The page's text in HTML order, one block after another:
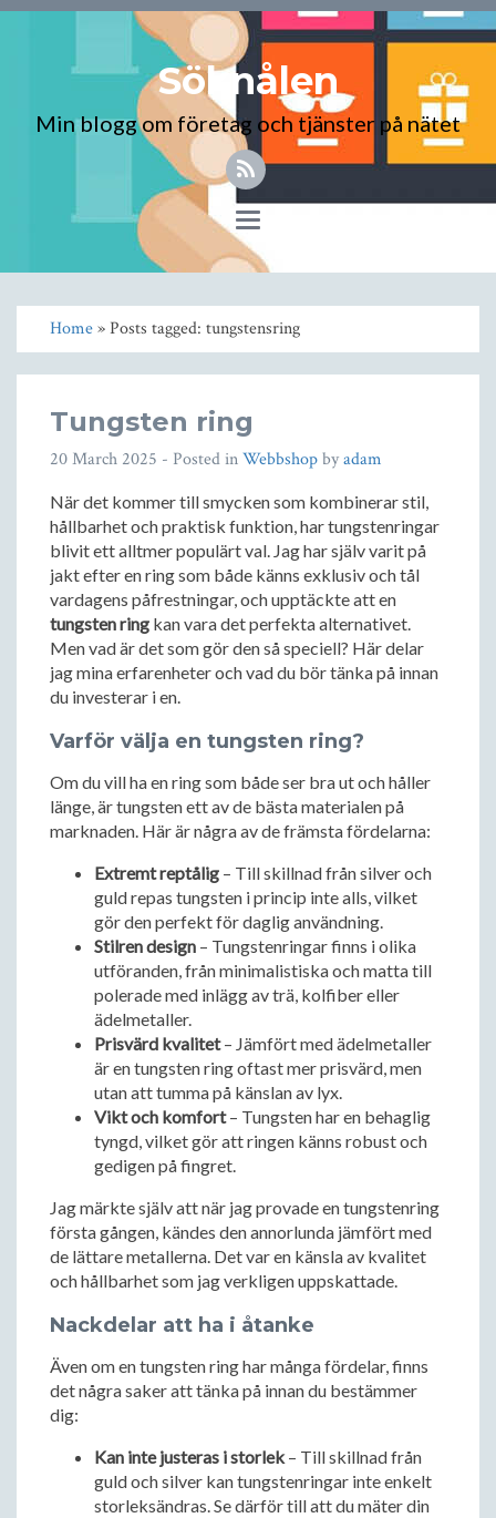
Söknålen
Min blogg om företag och tjänster på nätet
Toggle
navigation
Home» Posts tagged: tungstensring
Tungsten ring
20 March 2025 - Posted inWebbshopbyadam
När det kommer till smycken som kombinerar stil,
hållbarhet och praktisk funktion, har tungstenringar
blivit ett alltmer populärt val. Jag har själv varit på
jakt efter en ring som både känns exklusiv och tål
vardagens påfrestningar, och upptäckte att en
tungsten ring kan vara det perfekta alternativet.
Men vad är det som gör den så speciell? Här delar
jag mina erfarenheter och vad du bör tänka på innan
du investerar i en.
Varför välja en tungsten ring?
Om du vill ha en ring som både ser bra ut och håller
länge, är tungsten ett av de bästa materialen på
marknaden. Här är några av de främsta fördelarna:
Extremt reptålig – Till skillnad från silver och
guld repas tungsten i princip inte alls, vilket
gör den perfekt för daglig användning.
Stilren design – Tungstenringar finns i olika
utföranden, från minimalistiska och matta till
polerade med inlägg av trä, kolfiber eller
ädelmetaller.
Prisvärd kvalitet– Jämfört med ädelmetaller
är en tungsten ring oftast mer prisvärd, men
utan att tumma på känslan av lyx.
Vikt och komfort– Tungsten har en behaglig
tyngd, vilket gör att ringen känns robust och
gedigen på fingret.
Jag märkte själv att när jag provade en tungstenring
första gången, kändes den annorlunda jämfört med
de lättare metallerna. Det var en känsla av kvalitet
och hållbarhet som jag verkligen uppskattade.
Nackdelar att ha i åtanke
Även om en tungsten ring har många fördelar, finns
det några saker att tänka på innan du bestämmer
dig:
Kan inte justeras i storlek– Till skillnad från
guld och silver kan tungstenringar inte enkelt
storleksändras. Se därför till att du mäter din